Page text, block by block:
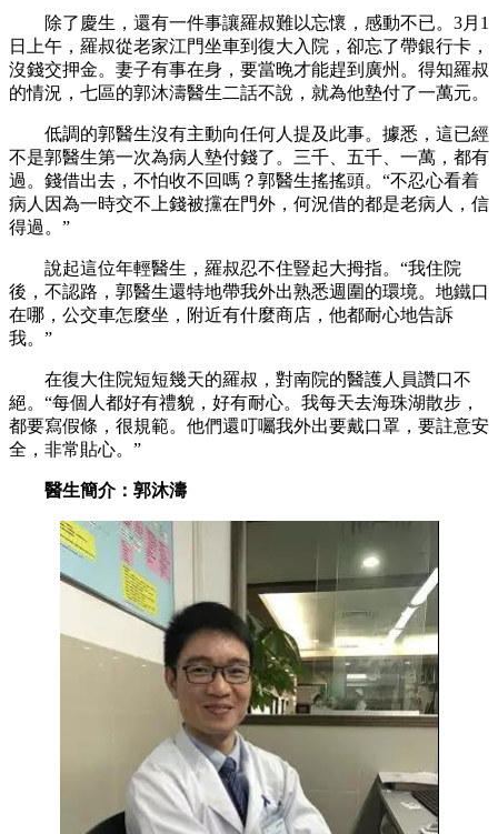
除了慶生，還有一件事讓羅叔難以忘懷，感動不已。3月1
日上午，羅叔從老家江門坐車到復大入院，卻忘了帶銀行卡，
沒錢交押金。妻子有事在身，要當晚才能趕到廣州。得知羅叔
的情況，七區的郭沐濤醫生二話不說，就為他墊付了一萬元。
低調的郭醫生沒有主動向任何人提及此事。據悉，這已經
不是郭醫生第一次為病人墊付錢了。三千、五千、一萬，都有
過。錢借出去，不怕收不回嗎？郭醫生搖搖頭。“不忍心看着
病人因為一時交不上錢被攩在門外，何況借的都是老病人，信
得過。”
說起這位年輕醫生，羅叔忍不住豎起大拇指。“我住院
後，不認路，郭醫生還特地帶我外出熟悉週圍的環境。地鐵口
在哪，公交車怎麼坐，附近有什麼商店，他都耐心地告訴
我。”
在復大住院短短幾天的羅叔，對南院的醫護人員讚口不
絕。“每個人都好有禮貌，好有耐心。我每天去海珠湖散步，
都要寫假條，很規範。他們還叮囑我外出要戴口罩，要註意安
全，非常貼心。”
醫生簡介：郭沐濤